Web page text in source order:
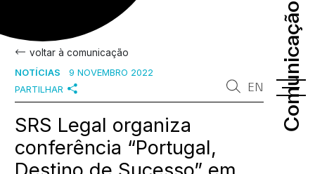
Comunicação
Comunicação
EN
voltar à comunicação
NOTÍCIAS
9 NOVEMBRO 2022
PARTILHAR
SRS Legal organiza
conferência “Portugal,